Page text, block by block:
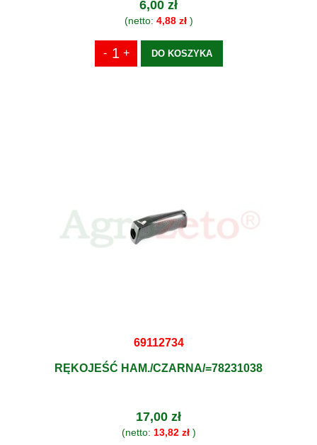
6,00 zł
(netto: 4,88 zł)
DO KOSZYKA
69112734
RĘKOJEŚĆ HAM./CZARNA/=78231038
17,00 zł
(netto: 13,82 zł)